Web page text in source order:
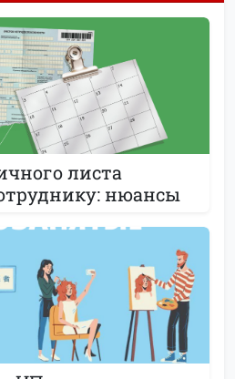
листа
нюансы